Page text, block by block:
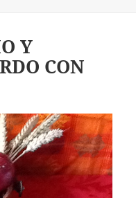
Y
CON